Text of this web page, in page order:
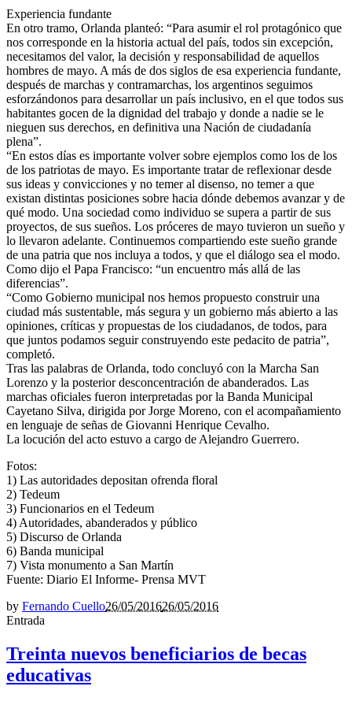
Experiencia fundante
En otro tramo, Orlanda planteó: “Para asumir el rol protagónico que
nos corresponde en la historia actual del país, todos sin excepción,
necesitamos del valor, la decisión y responsabilidad de aquellos
hombres de mayo. A más de dos siglos de esa experiencia fundante,
después de marchas y contramarchas, los argentinos seguimos
esforzándonos para desarrollar un país inclusivo, en el que todos sus
habitantes gocen de la dignidad del trabajo y donde a nadie se le
nieguen sus derechos, en definitiva una Nación de ciudadanía
plena”.
“En estos días es importante volver sobre ejemplos como los de los
de los patriotas de mayo. Es importante tratar de reflexionar desde
sus ideas y convicciones y no temer al disenso, no temer a que
existan distintas posiciones sobre hacia dónde debemos avanzar y de
qué modo. Una sociedad como individuo se supera a partir de sus
proyectos, de sus sueños. Los próceres de mayo tuvieron un sueño y
lo llevaron adelante. Continuemos compartiendo este sueño grande
de una patria que nos incluya a todos, y que el diálogo sea el modo.
Como dijo el Papa Francisco: “un encuentro más allá de las
diferencias”.
“Como Gobierno municipal nos hemos propuesto construir una
ciudad más sustentable, más segura y un gobierno más abierto a las
opiniones, críticas y propuestas de los ciudadanos, de todos, para
que juntos podamos seguir construyendo este pedacito de patria”,
completó.
Tras las palabras de Orlanda, todo concluyó con la Marcha San
Lorenzo y la posterior desconcentración de abanderados. Las
marchas oficiales fueron interpretadas por la Banda Municipal
Cayetano Silva, dirigida por Jorge Moreno, con el acompañamiento
en lenguaje de señas de Giovanni Henrique Cevalho.
La locución del acto estuvo a cargo de Alejandro Guerrero.
Fotos:
1) Las autoridades depositan ofrenda floral
2) Tedeum
3) Funcionarios en el Tedeum
4) Autoridades, abanderados y público
5) Discurso de Orlanda
6) Banda municipal
7) Vista monumento a San Martín
Fuente: Diario El Informe- Prensa MVT
by Fernando Cuello26/05/201626/05/2016
Entrada
Treinta nuevos beneficiarios de becas
educativas